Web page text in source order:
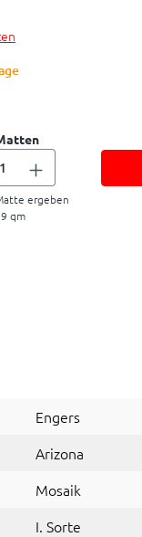
ergeben
qm
Engers
Arizona
Mosaik
I. Sorte